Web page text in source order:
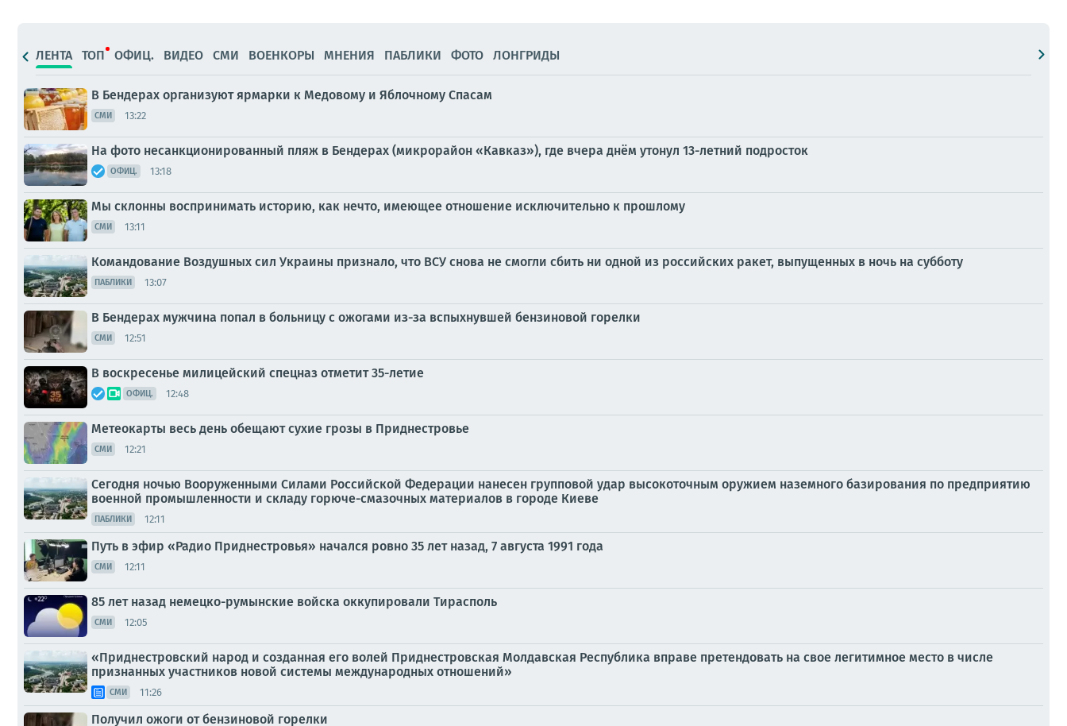
ЛЕНТА ТОП ОФИЦ. ВИДЕО СМИ ВОЕНКОРЫ МНЕНИЯ ПАБЛИКИ ФОТО ЛОНГРИДЫ
В Бендерах организуют ярмарки к Медовому и Яблочному Спасам
СМИ 13:22
На фото несанкционированный пляж в Бендерах (микрорайон «Кавказ»), где вчера днём утонул 13-летний подросток
ОФИЦ. 13:18
Мы склонны воспринимать историю, как нечто, имеющее отношение исключительно к прошлому
СМИ 13:11
Командование Воздушных сил Украины признало, что ВСУ снова не смогли сбить ни одной из российских ракет, выпущенных в ночь на субботу
ПАБЛИКИ 13:07
В Бендерах мужчина попал в больницу с ожогами из-за вспыхнувшей бензиновой горелки
СМИ 12:51
В воскресенье милицейский спецназ отметит 35-летие
ОФИЦ. 12:48
Метеокарты весь день обещают сухие грозы в Приднестровье
СМИ 12:21
Сегодня ночью Вооруженными Силами Российской Федерации нанесен групповой удар высокоточным оружием наземного базирования по предприятию
военной промышленности и складу горюче-смазочных материалов в городе Киеве
ПАБЛИКИ 12:11
Путь в эфир «Радио Приднестровья» начался ровно 35 лет назад, 7 августа 1991 года
СМИ 12:11
85 лет назад немецко-румынские войска оккупировали Тирасполь
СМИ 12:05
«Приднестровский народ и созданная его волей Приднестровская Молдавская Республика вправе претендовать на свое легитимное место в числе
признанных участников новой системы международных отношений»
СМИ 11:26
Получил ожоги от бензиновой горелки